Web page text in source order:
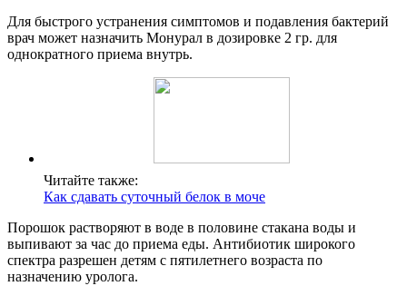
Для быстрого устранения симптомов и подавления бактерий
врач может назначить Монурал в дозировке 2 гр. для
однократного приема внутрь.
Читайте также:
Как сдавать суточный белок в моче
Порошок растворяют в воде в половине стакана воды и
выпивают за час до приема еды. Антибиотик широкого
спектра разрешен детям с пятилетнего возраста по
назначению уролога.